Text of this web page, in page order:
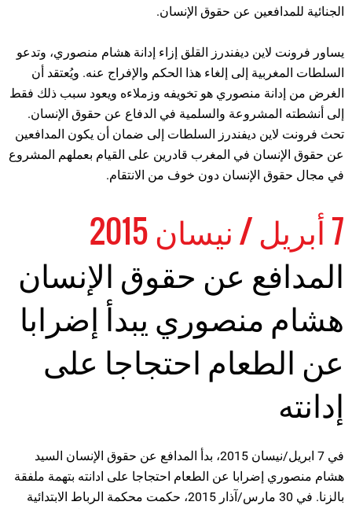
الجنائية للمدافعين عن حقوق الإنسان.
يساور فرونت لاين ديفندرز القلق إزاء إدانة هشام منصوري، وتدعو
السلطات المغربية إلى إلغاء هذا الحكم والإفراج عنه. ويُعتقد أن
الغرض من إدانة منصوري هو تخويفه وزملاءه ويعود سبب ذلك فقط
إلى أنشطته المشروعة والسلمية في الدفاع عن حقوق الإنسان.
تحث فرونت لاين ديفندرز السلطات إلى ضمان أن يكون المدافعين
عن حقوق الإنسان في المغرب قادرين على القيام بعملهم المشروع
في مجال حقوق الإنسان دون خوف من الانتقام.
7 أبريل / نيسان 2015
المدافع عن حقوق الإنسان
هشام منصوري يبدأ إضرابا
عن الطعام احتجاجا على
إدانته
في 7 ابريل/نيسان 2015، بدأ المدافع عن حقوق الإنسان السيد
هشام منصوري إضرابا عن الطعام احتجاجا على ادانته بتهمة ملفقة
بالزنا. في 30 مارس/آذار 2015، حكمت محكمة الرباط الابتدائية